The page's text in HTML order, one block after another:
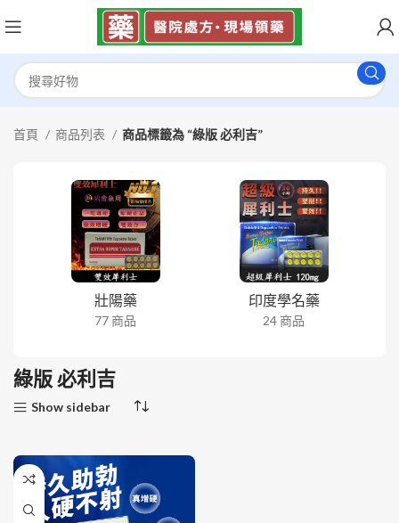
首頁 商品列表 商品標籤為 “綠版 必利吉”
壯陽藥
77 商品
印度學名藥
24 商品
綠版 必利吉
Show sidebar